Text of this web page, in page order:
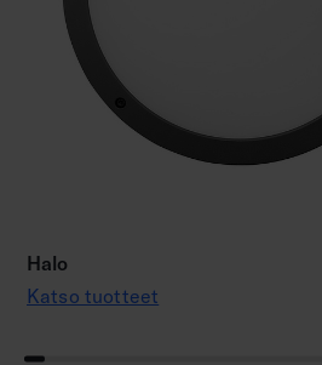
Halo
Katso tuotteet